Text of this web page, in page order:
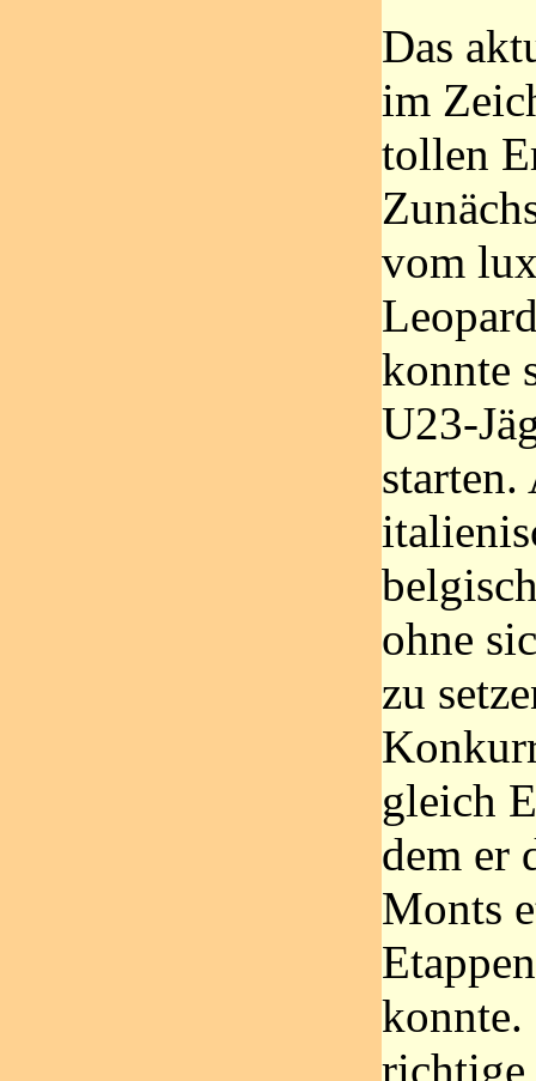
Das
im
tollen
vom
konnte
U23-
starten.
ohne
zu
gleich
dem er
Monts
richtige